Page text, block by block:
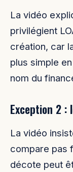
La vidéo
privilégient
création, car
plus simple
nom du
Exception 2 :
La vidéo
compare pas
décote peut